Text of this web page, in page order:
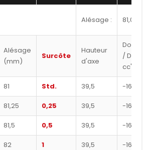
Alésage : 81,00
Alésage
(mm)
Surcôte
Hauteur
d'axe
Dome
/ Dish
cc's
81 Std. 39,5 -16,5
81,25 0,25 39,5 -16,5
81,5 0,5 39,5 -16,5
82 1 39,5 -16,5